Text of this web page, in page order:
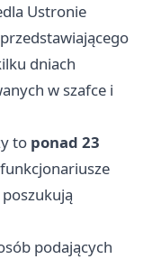
Ustronie
dniach
w szafce i
to ponad 23
podających